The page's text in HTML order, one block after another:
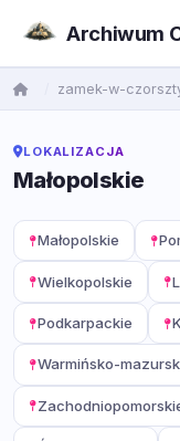
Archiwum
zamek-w-
LOKALIZACJA
Małopolskie
Małopolskie
Wielkopolskie
Podkarpackie
Warmińsko-